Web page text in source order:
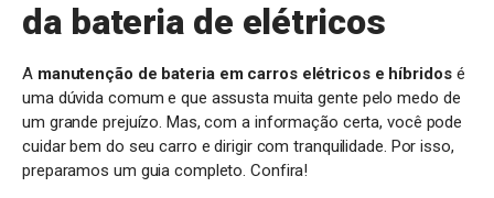
da bateria de elétricos
A manutenção de bateria em carros elétricos e híbridosé
uma dúvida comum e que assusta muita gente pelo medo de
um grande prejuízo. Mas, com a informação certa, você pode
cuidar bem do seu carro e dirigir com tranquilidade. Por isso,
preparamos um guia completo. Confira!